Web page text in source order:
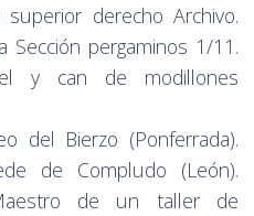
derecho Archivo.
Sección pergaminos 1/11.
y can de modillones
del Bierzo (Ponferrada).
de Compludo (León).
de un taller de